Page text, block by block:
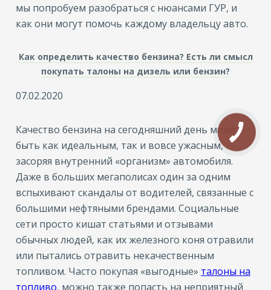
мы попробуем разобраться с нюансами ГУР, и
как они могут помочь каждому владельцу авто.
Как определить качество бензина? Есть ли смысл
покупать талоны на дизель или бензин?
07.02.2020
Качество бензина на сегодняшний день может
быть как идеальным, так и вовсе ужасным,
засоряя внутренний «организм» автомобиля.
Даже в больших мегаполисах один за одним
вспыхивают скандалы от водителей, связанные с
большими нефтяными брендами. Социальные
сети просто кишат статьями и отзывами
обычных людей, как их железного коня отравили
или пытались отравить некачественным
топливом. Часто покупая «выгодные» талоны на
топливо, можно также попасть на неприятный